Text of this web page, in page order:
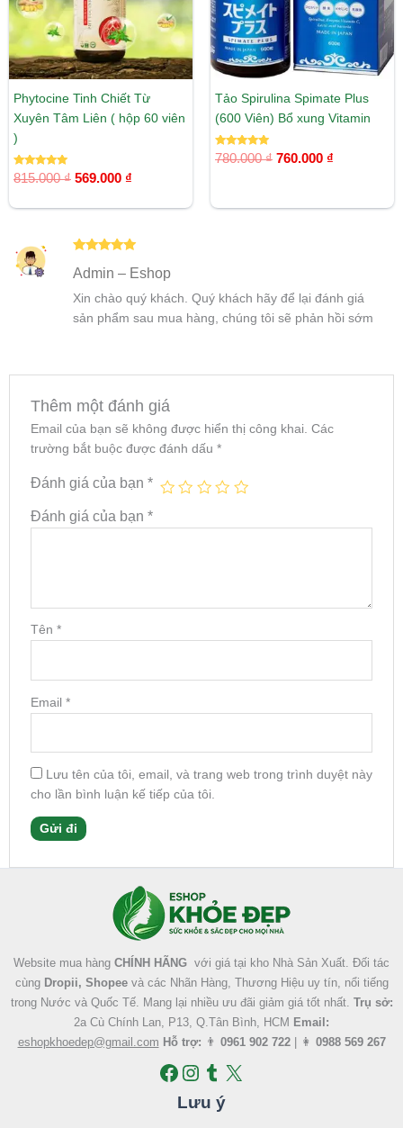
Phytocine Tinh Chiết Từ
Xuyên Tâm Liên ( hộp 60 viên
)
Được xếp
hạng
815.000₫ 569.000 ₫
Tảo Spirulina Spimate Plus
(600 Viên) Bổ xung Vitamin
Được xếp
hạng
780.000₫ 760.000 ₫
hạng55
Admin – Eshop
Xin chào quý khách. Quý khách hãy để lại đánh giá
sản phẩm sau mua hàng, chúng tôi sẽ phản hồi sớm
Thêm một đánh giá
Email của bạn sẽ không được hiển thị công khai. Các
trường bắt buộc được đánh dấu *
Đánh giá của bạn *
Đánh giá của bạn *
Tên *
Email *
Lưu tên của tôi, email, và trang web trong trình duyệt này
cho lần bình luận kế tiếp của tôi.
Website mua hàng CHÍNH HÃNG với giá tại kho Nhà Sản Xuất. Đối tác
cùng Dropii, Shopeevà các Nhãn Hàng, Thương Hiệu uy tín, nổi tiếng
trong Nước và Quốc Tế. Mang lại nhiều ưu đãi giảm giá tốt nhất. Trụ sở:
2a Cù Chính Lan, P13, Q.Tân Bình, HCM Email:
eshopkhoedep@gmail.com Hỗ trợ: 👨 0961 902 722| 👩 0988 569 267
Lưu ý